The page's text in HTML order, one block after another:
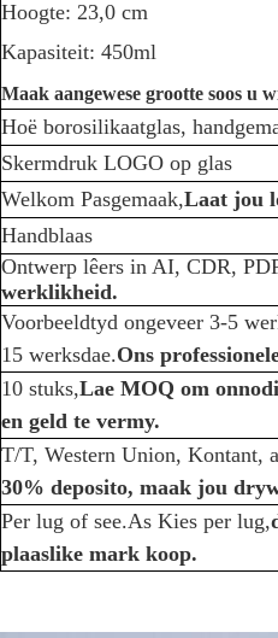
Hoogte: 23,0 cm
Kapasiteit: 450ml
Maak aangewese grootte soos u
Hoë borosilikaatglas,
Skermdruk LOGO op glas
Welkom Pasgemaak,Laat jou
Handblaas
Ontwerp lêers in AI, CDR,
werklikheid.
Voorbeeldtyd ongeveer 3-5
15 werksdae.Ons
10 stuks,Lae MOQ om
en geld te vermy.
T/T, Western Union, Kontant,
30% deposito, maak jou
Per lug of see.As Kies per lug,
plaaslike mark koop.